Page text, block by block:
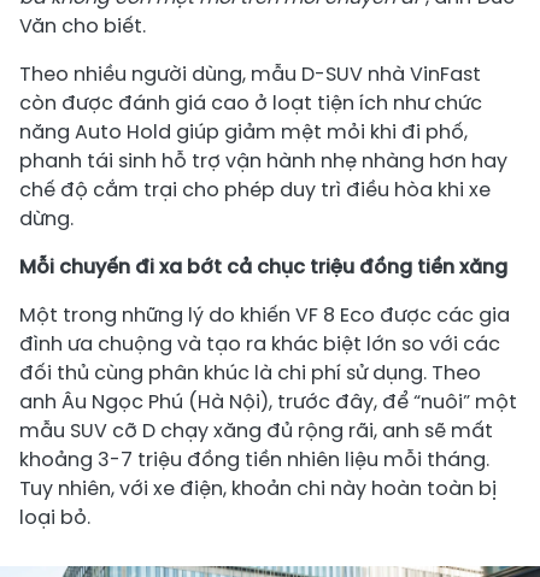
Văn cho biết.
Theo nhiều người dùng, mẫu D-SUV nhà VinFast
còn được đánh giá cao ở loạt tiện ích như chức
năng Auto Hold giúp giảm mệt mỏi khi đi phố,
phanh tái sinh hỗ trợ vận hành nhẹ nhàng hơn hay
chế độ cắm trại cho phép duy trì điều hòa khi xe
dừng.
Mỗi chuyến đi xa bớt cả chục triệu đồng tiền xăng
Một trong những lý do khiến VF 8 Eco được các gia
đình ưa chuộng và tạo ra khác biệt lớn so với các
đối thủ cùng phân khúc là chi phí sử dụng. Theo
anh Âu Ngọc Phú (Hà Nội), trước đây, để “nuôi” một
mẫu SUV cỡ D chạy xăng đủ rộng rãi, anh sẽ mất
khoảng 3-7 triệu đồng tiền nhiên liệu mỗi tháng.
Tuy nhiên, với xe điện, khoản chi này hoàn toàn bị
loại bỏ.